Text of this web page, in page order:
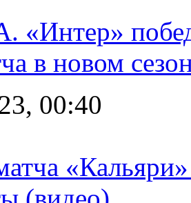
«Интер»
в новом
00:40